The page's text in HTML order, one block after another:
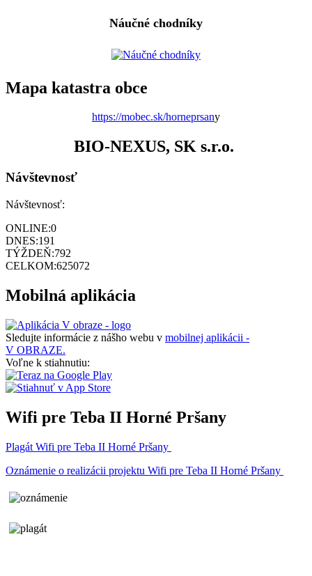
Náučné chodníky
Mapa katastra obce
https://mobec.sk/horneprsany
BIO-NEXUS, SK s.r.o.
Návštevnosť
Návštevnosť:
ONLINE:0
DNES:191
TÝŽDEŇ:792
CELKOM:625072
Mobilná aplikácia
Sledujte informácie z nášho webu v mobilnej aplikácii -
V OBRAZE.
Voľne k stiahnutiu:
Wifi pre Teba II Horné Pršany
Plagát Wifi pre Teba II Horné Pršany
Oznámenie o realizácii projektu Wifi pre Teba II Horné Pršany